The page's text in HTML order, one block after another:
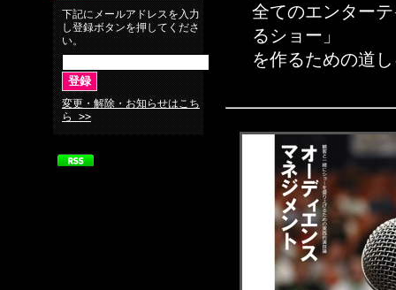
下記にメールアドレスを入力
し登録ボタンを押してくださ
い。
変更・解除・お知らせはこち
ら >>
全てのエンター
るショー」
を作るための道